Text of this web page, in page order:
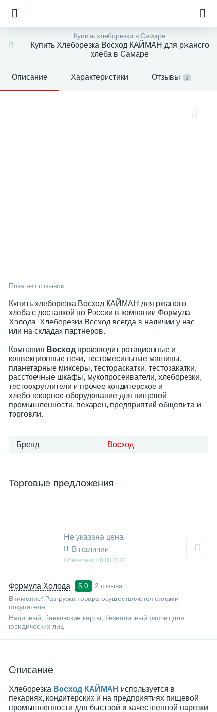
Купить хлеборезки в Самаре
Купить Хлеборезка Восход КАЙМАН для ржаного
хлеба в Самаре
Описание Характеристики Отзывы 0
Пока нет отзывов
Купить хлеборезка Восход КАЙМАН для ржаного
хлеба с доставкой по России в компании Формула
Холода. Хлеборезки Восход всегда в наличии у нас
или на складах партнеров.
Компания Восход производит ротационные и
конвекционные печи, тестомесильные машины,
планетарные миксеры, тестораскатки, тестозакатки,
расстоечные шкафы, мукопросеиватели, хлеборезки,
тестоокруглители и прочее кондитерское и
хлебопекарное оборудование для пищевой
промышленности, пекарен, предприятий общепита и
торговли.
Бренд Восход
Торговые предложения
Формула Холода 5.0
2 отзыва
Внимание! Разгрузка товара осуществляется силами
покупателя!
Наличный, банковские карты, безналичный расчет для
юридических лиц
Не указана цена
В наличии
Обновлено 08.03.2024
Описание
Хлеборезка Восход КАЙМАН используется в
пекарнях, кондитерских и на предприятиях пищевой
промышленности для быстрой и качественной нарезки